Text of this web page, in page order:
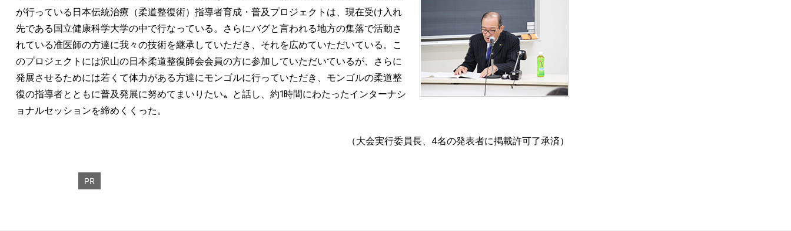
が行っている日本伝統治療（柔道整復術）指導者育成・普及プロジェクトは、現在受け入れ
先である国立健康科学大学の中で行なっている。さらにバグと言われる地方の集落で活動さ
れている准医師の方達に我々の技術を継承していただき、それを広めていただいている。こ
のプロジェクトには沢山の日本柔道整復師会会員の方に参加していただいているが、さらに
発展させるためには若くて体力がある方達にモンゴルに行っていただき、モンゴルの柔道整
復の指導者とともに普及発展に努めてまいりたい〟と話し、約1時間にわたったインターナシ
ョナルセッションを締めくくった。
（大会実行委員長、4名の発表者に掲載許可了承済）
PR